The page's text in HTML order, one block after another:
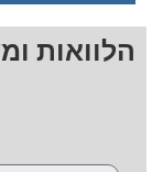
הלוואות